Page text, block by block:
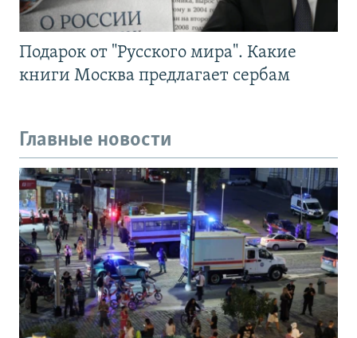
Подарок от "Русского мира". Какие
книги Москва предлагает сербам
Главные новости